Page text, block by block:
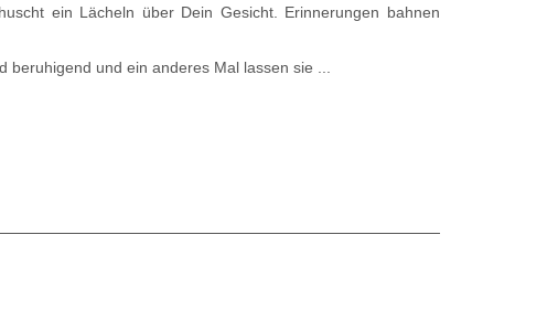
ein Lächeln über Dein Gesicht. Erinnerungen bahnen
beruhigend und ein anderes Mal lassen sie ...